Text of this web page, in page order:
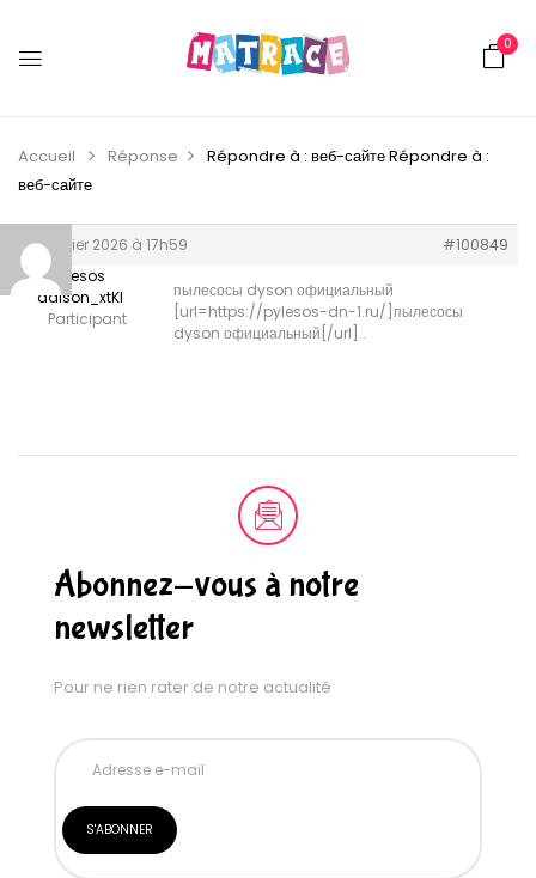
0
Accueil Réponse Répondre à : веб-сайтеRépondre à :
веб-сайте
7 janvier 2026 à 17h59
#100849
pilesos
daison_xtKl
Participant
пылесосы dyson официальный
[url=https://pylesos-dn-1.ru/]пылесосы
dyson официальный[/url] .
Abonnez-vous à notre
newsletter
Pour ne rien rater de notre actualité